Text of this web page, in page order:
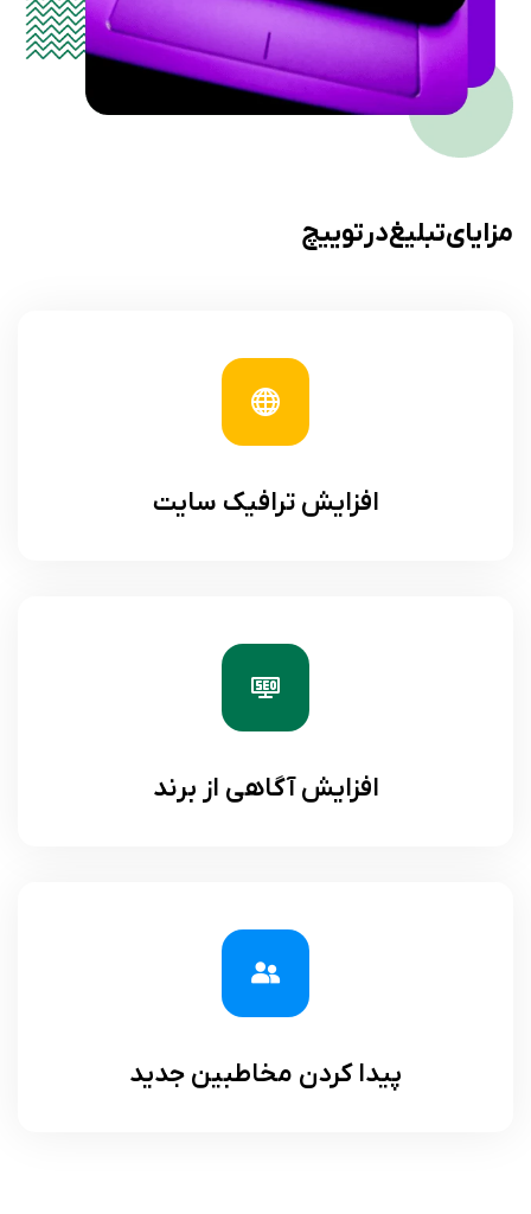
مزایای تبلیغ در توییچ
افزایش ترافیک سایت
افزایش آگاهی از برند
پیدا کردن مخاطبین جدید